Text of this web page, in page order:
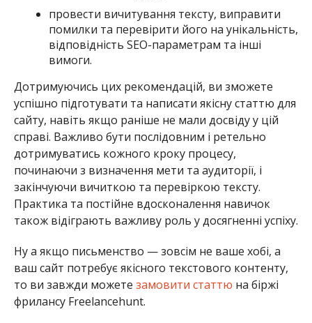
провести вичитування тексту, виправити
помилки та перевірити його на унікальність,
відповідність SEO-параметрам та інші
вимоги.
Дотримуючись цих рекомендацій, ви зможете
успішно підготувати та написати якісну статтю для
сайту, навіть якщо раніше не мали досвіду у цій
справі. Важливо бути послідовним і ретельно
дотримуватись кожного кроку процесу,
починаючи з визначення мети та аудиторії, і
закінчуючи вичиткою та перевіркою тексту.
Практика та постійне вдосконалення навичок
також відіграють важливу роль у досягненні успіху.
Ну а якщо письменство — зовсім не ваше хобі, а
ваш сайт потребує якісного текстового контенту,
то ви завжди можете замовити статтю на біржі
фрилансу Freelancehunt.